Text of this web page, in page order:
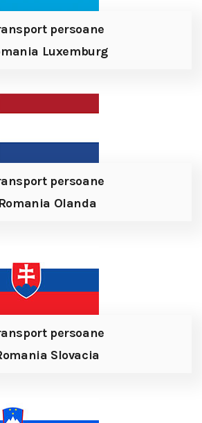
persoane
Luxemburg
persoane
Romania Olanda
persoane
Slovacia